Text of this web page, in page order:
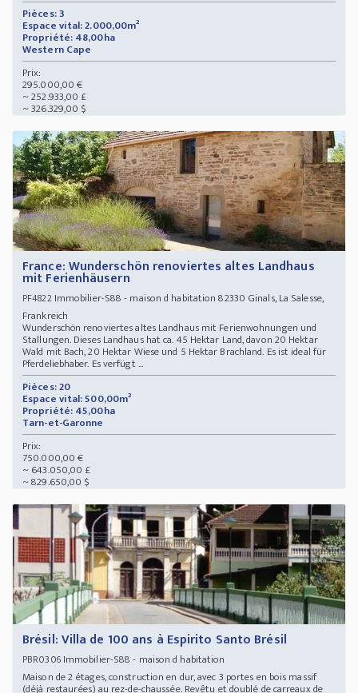
Pièces: 3
Espace vital: 2.000,00m²
Propriété: 48,00ha
Western Cape
Prix:
295.000,00 €
~ 252.933,00 £
~ 326.329,00 $
France: Wunderschön renoviertes altes Landhaus
mit Ferienhäusern
PF4822Immobilier-S88 - maison d habitation 82330 Ginals, La Salesse,
Frankreich
Wunderschön renoviertes altes Landhaus mit Ferienwohnungen und
Stallungen. Dieses Landhaus hat ca. 45 Hektar Land, davon 20 Hektar
Wald mit Bach, 20 Hektar Wiese und 5 Hektar Brachland. Es ist ideal für
Pferdeliebhaber. Es verfügt ...
Pièces: 20
Espace vital: 500,00m²
Propriété: 45,00ha
Tarn-et-Garonne
Prix:
750.000,00 €
~ 643.050,00 £
~ 829.650,00 $
Brésil: Villa de 100 ans à Espirito Santo Brésil
PBR0306Immobilier-S88 - maison d habitation
Maison de 2 étages, construction en dur, avec 3 portes en bois massif
(déjà restaurées) au rez-de-chaussée. Revêtu et doublé de carreaux de